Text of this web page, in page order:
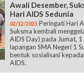
Awali Desember,
Hari AIDS Sedunia
02/12/2023 Peringati Hari
Suksma kembali
AIDS Day) pada Jumat,
lapangan SMA Negeri 1
bentuk sosialisasi
AIDS.